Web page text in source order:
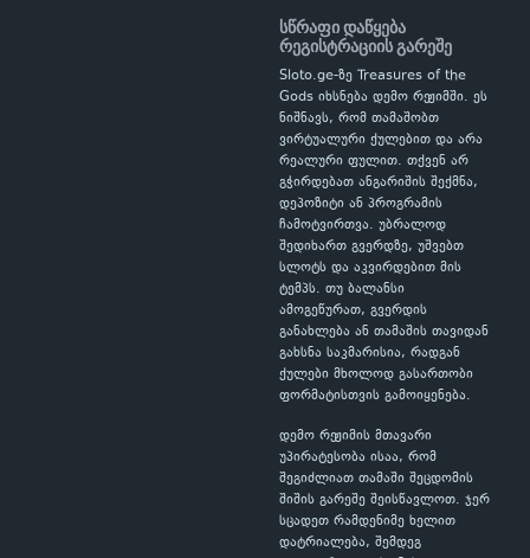
სწრაფი დაწყება
რეგისტრაციის გარეშე
Sloto.ge-ზე Treasures of the
Gods იხსნება დემო რეჟიმში. ეს
ნიშნავს, რომ თამაშობთ
ვირტუალური ქულებით და არა
რეალური ფულით. თქვენ არ
გჭირდებათ ანგარიშის შექმნა,
დეპოზიტი ან პროგრამის
ჩამოტვირთვა. უბრალოდ
შედიხართ გვერდზე, უშვებთ
სლოტს და აკვირდებით მის
ტემპს. თუ ბალანსი
ამოგეწურათ, გვერდის
განახლება ან თამაშის თავიდან
გახსნა საკმარისია, რადგან
ქულები მხოლოდ გასართობი
ფორმატისთვის გამოიყენება.
დემო რეჟიმის მთავარი
უპირატესობა ისაა, რომ
შეგიძლიათ თამაში შეცდომის
შიშის გარეშე შეისწავლოთ. ჯერ
სცადეთ რამდენიმე ხელით
დატრიალება, შემდეგ